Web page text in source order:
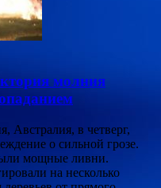
молния
Австралия, в четверг,
о сильной грозе.
мощные ливни.
на несколько